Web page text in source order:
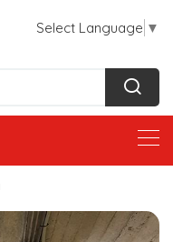
Select Language ▼